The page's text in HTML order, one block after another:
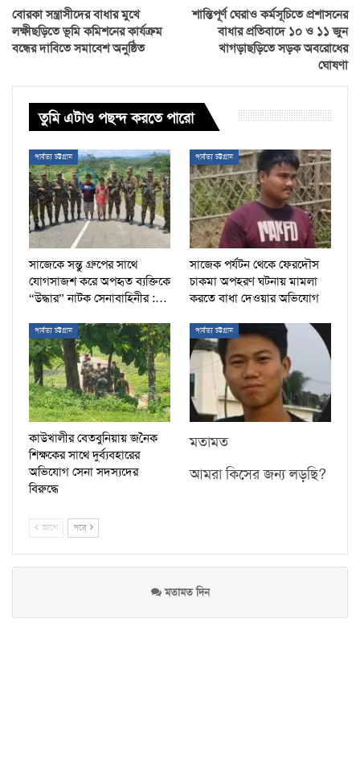
বোরকা সন্ত্রাসীদের বাধার মুখে
লক্ষীছড়িতে ভূমি কমিশনের কার্যক্রম
বন্ধের দাবিতে সমাবেশ অনুষ্ঠিত
শান্তিপূর্ণ ঘেরাও কর্মসূচিতে প্রশাসনের
বাধার প্রতিবাদে ১০ ও ১১ জুন
খাগড়াছড়িতে সড়ক অবরোধের
ঘোষণা
তুমি এটাও পছন্দ করতে পারো
পার্বত্য চট্টগ্রাম
সাজেকে সন্তু গ্রুপের সাথে
যোগসাজশ করে অপহৃত ব্যক্তিকে
“উদ্ধার” নাটক সেনাবাহিনীর :…
পার্বত্য চট্টগ্রাম
সাজেক পর্যটন থেকে ফেরদৌস
চাকমা অপহরণ ঘটনায় মামলা
করতে বাধা দেওয়ার অভিযোগ
পার্বত্য চট্টগ্রাম
কাউখালীর বেতবুনিয়ায় জনৈক
শিক্ষকের সাথে দুর্ব্যবহারের
অভিযোগ সেনা সদস্যদের
বিরুদ্ধে
পার্বত্য চট্টগ্রাম
মতামত
আমরা কিসের জন্য লড়ছি?
আগে পরে
মতামত দিন